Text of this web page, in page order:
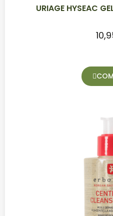
URIAGE HYSEAC